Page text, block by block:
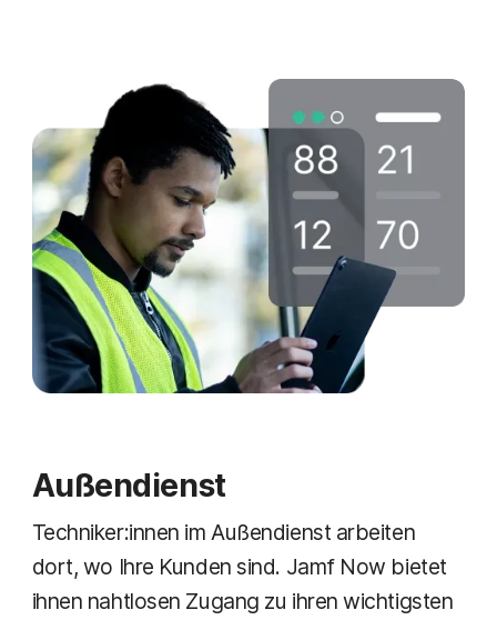
Außendienst
Techniker:innen im Außendienst arbeiten
dort, wo Ihre Kunden sind. Jamf Now bietet
ihnen nahtlosen Zugang zu ihren wichtigsten